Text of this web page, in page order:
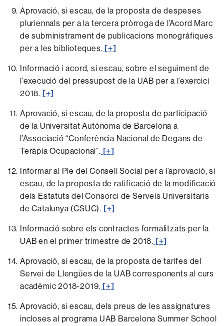
Aprovació, si escau, de la proposta de despeses
pluriennals per a la tercera pròrroga de l’Acord Marc
de subministrament de publicacions monogràfiques
per a les biblioteques. [+]
Informació i acord, si escau, sobre el seguiment de
l’execució del pressupost de la UAB per a l’exercici
2018. [+]
Aprovació, si escau, de la proposta de participació
de la Universitat Autònoma de Barcelona a
l’Associació “Conferència Nacional de Degans de
Teràpia Ocupacional”. [+]
Informar al Ple del Consell Social per a l’aprovació, si
escau, de la proposta de ratificació de la modificació
dels Estatuts del Consorci de Serveis Universitaris
de Catalunya (CSUC). [+]
Informació sobre els contractes formalitzats per la
UAB en el primer trimestre de 2018. [+]
Aprovació, si escau, de la proposta de tarifes del
Servei de Llengües de la UAB corresponents al curs
acadèmic 2018-2019. [+]
Aprovació, si escau, dels preus de les assignatures
incloses al programa UAB Barcelona Summer School